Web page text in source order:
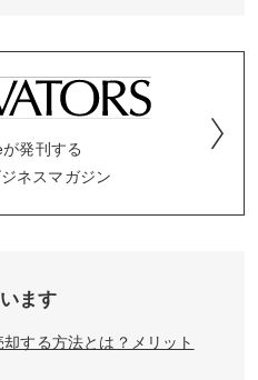
発刊する
ネスマガジン
ます
する方法とは？メリット